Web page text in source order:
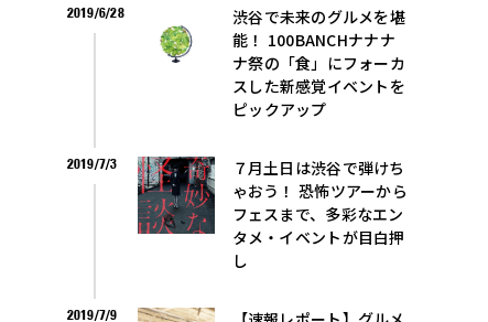
2019/6/28
渋谷で未来のグルメを堪
能！ 100BANCHナナナ
ナ祭の「食」にフォーカ
スした新感覚イベントを
ピックアップ
2019/7/3
７月土日は渋谷で弾けち
ゃおう！ 恐怖ツアーから
フェスまで、多彩なエン
タメ・イベントが目白押
し
2019/7/9